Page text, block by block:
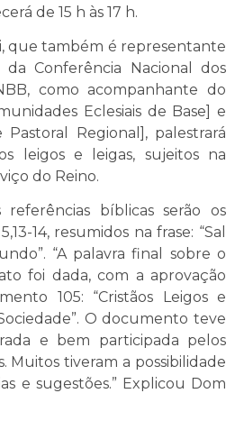
de 15 h às 17 h.
que também é representante
Conferência Nacional dos
como acompanhante do
Eclesiais de Base] e
Regional], palestrará
leigos e leigas, sujeitos na
do Reino.
bíblicas serão os
14, resumidos na frase: “Sal
“A palavra final sobre o
foi dada, com a aprovação
105: “Cristãos Leigos e
O documento teve
e bem participada pelos
Muitos tiveram a possibilidade
e sugestões.” Explicou Dom